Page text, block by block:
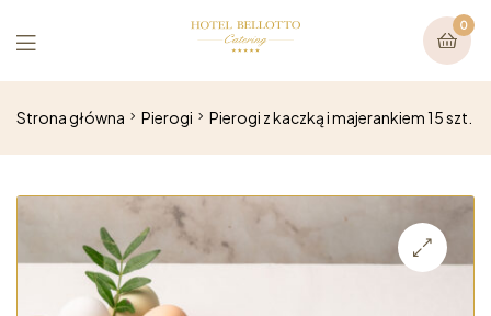
0
Strona główna Pierogi Pierogi z kaczką i majerankiem 15 szt.